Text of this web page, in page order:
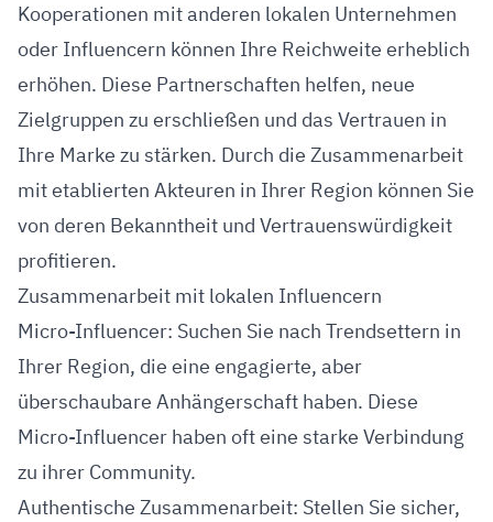
Kooperationen mit anderen lokalen Unternehmen
oder Influencern können Ihre Reichweite erheblich
erhöhen. Diese Partnerschaften helfen, neue
Zielgruppen zu erschließen und das Vertrauen in
Ihre Marke zu stärken. Durch die Zusammenarbeit
mit etablierten Akteuren in Ihrer Region können Sie
von deren Bekanntheit und Vertrauenswürdigkeit
profitieren.
Zusammenarbeit mit lokalen Influencern
Micro-Influencer: Suchen Sie nach Trendsettern in
Ihrer Region, die eine engagierte, aber
überschaubare Anhängerschaft haben. Diese
Micro-Influencer haben oft eine starke Verbindung
zu ihrer Community.
Authentische Zusammenarbeit: Stellen Sie sicher,